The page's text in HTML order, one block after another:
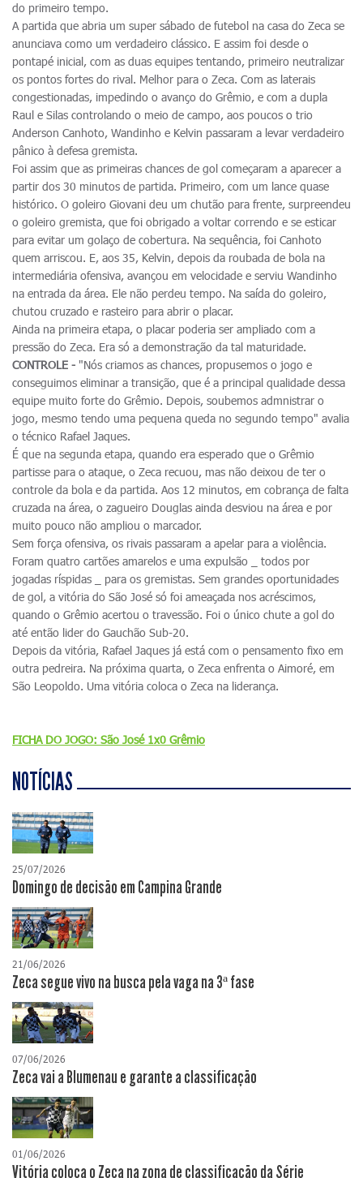
do primeiro tempo.
A partida que abria um super sábado de futebol na casa do Zeca se
anunciava como um verdadeiro clássico. E assim foi desde o
pontapé inicial, com as duas equipes tentando, primeiro neutralizar
os pontos fortes do rival. Melhor para o Zeca. Com as laterais
congestionadas, impedindo o avanço do Grêmio, e com a dupla
Raul e Silas controlando o meio de campo, aos poucos o trio
Anderson Canhoto, Wandinho e Kelvin passaram a levar verdadeiro
pânico à defesa gremista.
Foi assim que as primeiras chances de gol começaram a aparecer a
partir dos 30 minutos de partida. Primeiro, com um lance quase
histórico. O goleiro Giovani deu um chutão para frente, surpreendeu
o goleiro gremista, que foi obrigado a voltar correndo e se esticar
para evitar um golaço de cobertura. Na sequência, foi Canhoto
quem arriscou. E, aos 35, Kelvin, depois da roubada de bola na
intermediária ofensiva, avançou em velocidade e serviu Wandinho
na entrada da área. Ele não perdeu tempo. Na saída do goleiro,
chutou cruzado e rasteiro para abrir o placar.
Ainda na primeira etapa, o placar poderia ser ampliado com a
pressão do Zeca. Era só a demonstração da tal maturidade.
CONTROLE - "Nós criamos as chances, propusemos o jogo e
conseguimos eliminar a transição, que é a principal qualidade dessa
equipe muito forte do Grêmio. Depois, soubemos admnistrar o
jogo, mesmo tendo uma pequena queda no segundo tempo" avalia
o técnico Rafael Jaques.
É que na segunda etapa, quando era esperado que o Grêmio
partisse para o ataque, o Zeca recuou, mas não deixou de ter o
controle da bola e da partida. Aos 12 minutos, em cobrança de falta
cruzada na área, o zagueiro Douglas ainda desviou na área e por
muito pouco não ampliou o marcador.
Sem força ofensiva, os rivais passaram a apelar para a violência.
Foram quatro cartões amarelos e uma expulsão _ todos por
jogadas ríspidas _ para os gremistas. Sem grandes oportunidades
de gol, a vitória do São José só foi ameaçada nos acréscimos,
quando o Grêmio acertou o travessão. Foi o único chute a gol do
até então lider do Gauchão Sub-20.
Depois da vitória, Rafael Jaques já está com o pensamento fixo em
outra pedreira. Na próxima quarta, o Zeca enfrenta o Aimoré, em
São Leopoldo. Uma vitória coloca o Zeca na liderança.
FICHA DO JOGO: São José 1x0 Grêmio
NOTÍCIAS
25/07/2026
Domingo de decisão em Campina Grande
21/06/2026
Zeca segue vivo na busca pela vaga na 3ª fase
07/06/2026
Zeca vai a Blumenau e garante a classificação
01/06/2026
Vitória coloca o Zeca na zona de classificação da Série